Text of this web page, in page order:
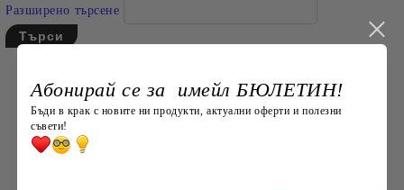
Разширено търсене
Абонирай се за имейл БЮЛЕТИН!
Бъди в крак с новите ни продукти, актуални оферти и полезни
съвети!